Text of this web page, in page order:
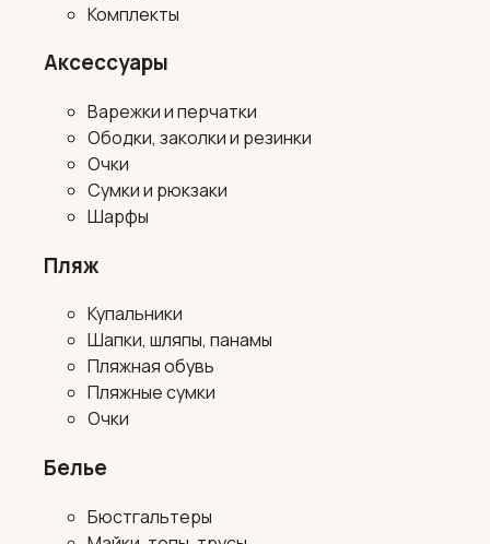
Комплекты
Аксессуары
Варежки и перчатки
Ободки, заколки и резинки
Очки
Сумки и рюкзаки
Шарфы
Пляж
Купальники
Шапки, шляпы, панамы
Пляжная обувь
Пляжные сумки
Очки
Белье
Бюстгальтеры